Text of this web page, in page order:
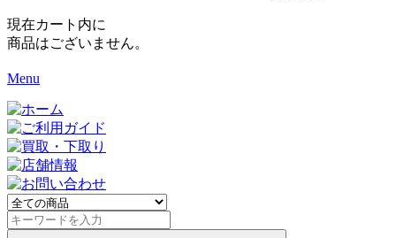
現在カート内に
商品はございません。
Menu